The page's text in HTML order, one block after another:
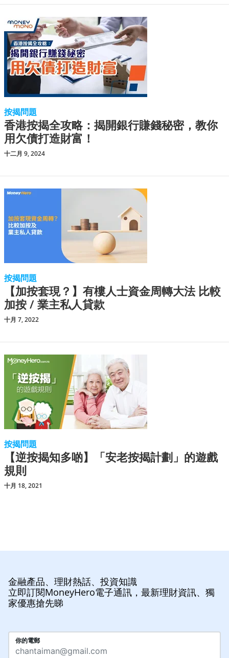
按揭問題
香港按揭全攻略：揭開銀行賺錢秘密，教你
用欠債打造財富！
十二月 9, 2024
按揭問題
【加按套現？】有樓人士資金周轉大法 比較
加按 / 業主私人貸款
十月 7, 2022
按揭問題
【逆按揭知多啲】「安老按揭計劃」的遊戲
規則
十月 18, 2021
金融產品、理財熱話、投資知識
立即訂閱MoneyHero電子通訊，最新理財資訊、獨
家優惠搶先睇